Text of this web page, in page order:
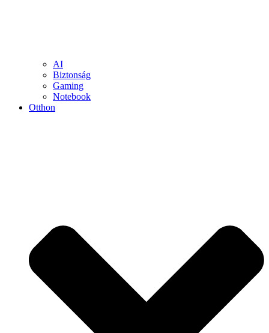
AI
Biztonság
Gaming
Notebook
Otthon